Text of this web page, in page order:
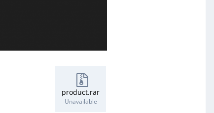
product.rar
Unavailable